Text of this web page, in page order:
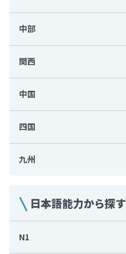
中部
関西
中国
四国
九州
日本語能力から探す
N1